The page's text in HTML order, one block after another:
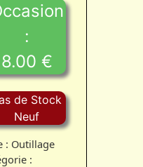
:
8.00 €
de Stock
Neuf
: Outillage
: